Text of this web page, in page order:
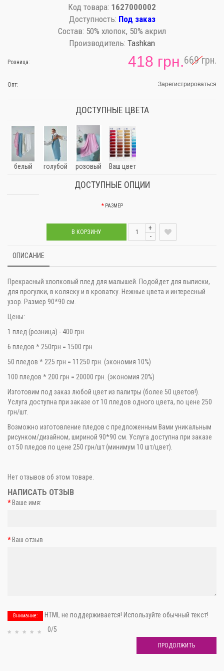
Код товара: 1627000002
Доступность: Под заказ
Состав: 50% хлопок, 50% акрил
Производитель: Tashkan
669 грн.
Розница: 418 грн.
Опт: Зарегистрироваться
ДОСТУПНЫЕ ЦВЕТА
белый голубой розовый Ваш цвет
ДОСТУПНЫЕ ОПЦИИ
РАЗМЕР
В КОРЗИНУ
+
-
ОПИСАНИЕ
Прекрасный хлопковый плед для малышей. Подойдет для выписки,
для прогулки, в коляску и в кроватку. Нежные цвета и интересный
узор. Размер 90*90 см.
Цены:
1 плед (розница) - 400 грн.
6 пледов * 250грн = 1500 грн.
50 пледов * 225 грн = 11250 грн. (экономия 10%)
100 пледов * 200 грн = 20000 грн. (экономия 20%)
Изготовим под заказ любой цвет из палитры (более 50 цветов!).
Услуга доступна при заказе от 10 пледов одного цвета, по цене 250
грн/шт.
Возможно изготовление пледов с предложенным Вами уникальным
рисунком/дизайном, шириной 90*90 см. Услуга доступна при заказе
от 50 пледов по цене 250 грн/шт (минимум 10 шт/цвет).
Нет отзывов об этом товаре.
НАПИСАТЬ ОТЗЫВ
Ваше имя:
Ваш отзыв
Внимание:
HTML не поддерживается! Используйте обычный текст!
0/5
ПРОДОЛЖИТЬ